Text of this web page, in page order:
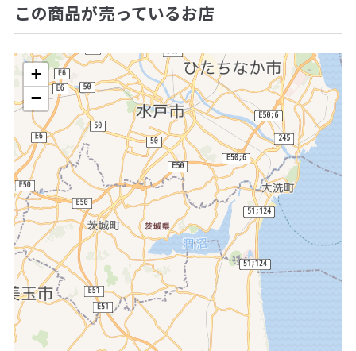
この商品が売っているお店
+
−